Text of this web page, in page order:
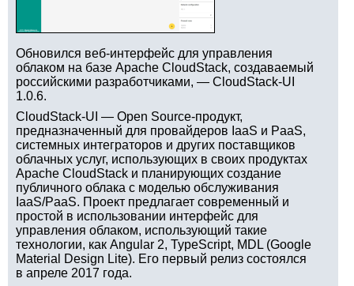
Обновился веб-интерфейс для управления
облаком на базе Apache CloudStack, создаваемый
российскими разработчиками, — CloudStack-UI
1.0.6.
CloudStack-UI — Open Source-продукт,
предназначенный для провайдеров IaaS и PaaS,
системных интеграторов и других поставщиков
облачных услуг, использующих в своих продуктах
Apache CloudStack и планирующих создание
публичного облака с моделью обслуживания
IaaS/PaaS. Проект предлагает современный и
простой в использовании интерфейс для
управления облаком, использующий такие
технологии, как Angular 2, TypeScript, MDL (Google
Material Design Lite). Его первый релиз состоялся
в апреле 2017 года.